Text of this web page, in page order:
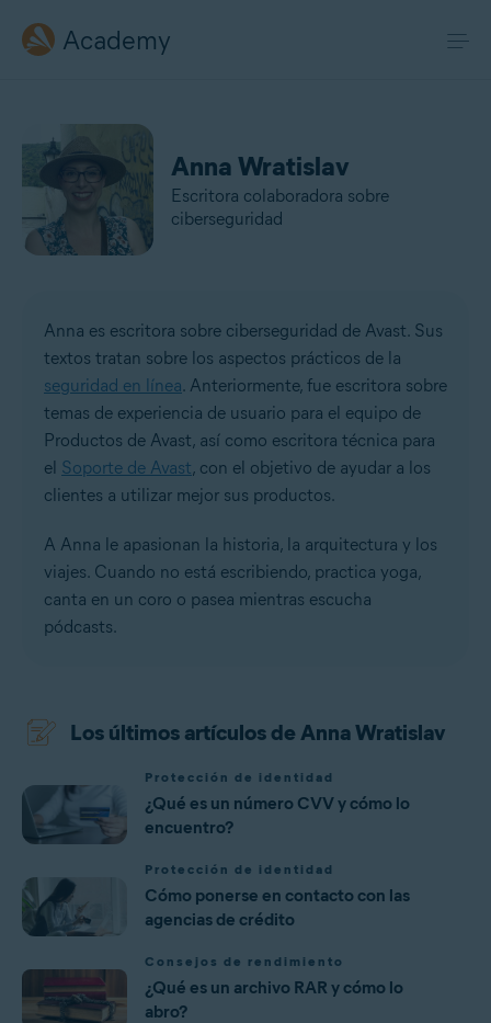
Academy
Anna Wratislav
Escritora colaboradora sobre
ciberseguridad
Anna es escritora sobre ciberseguridad de Avast. Sus
textos tratan sobre los aspectos prácticos de la
seguridad en línea. Anteriormente, fue escritora sobre
temas de experiencia de usuario para el equipo de
Productos de Avast, así como escritora técnica para
el Soporte de Avast, con el objetivo de ayudar a los
clientes a utilizar mejor sus productos.
A Anna le apasionan la historia, la arquitectura y los
viajes. Cuando no está escribiendo, practica yoga,
canta en un coro o pasea mientras escucha
pódcasts.
Los últimos artículos de Anna Wratislav
Protección de identidad
¿Qué es un número CVV y cómo lo
encuentro?
Protección de identidad
Cómo ponerse en contacto con las
agencias de crédito
Consejos de rendimiento
¿Qué es un archivo RAR y cómo lo
abro?